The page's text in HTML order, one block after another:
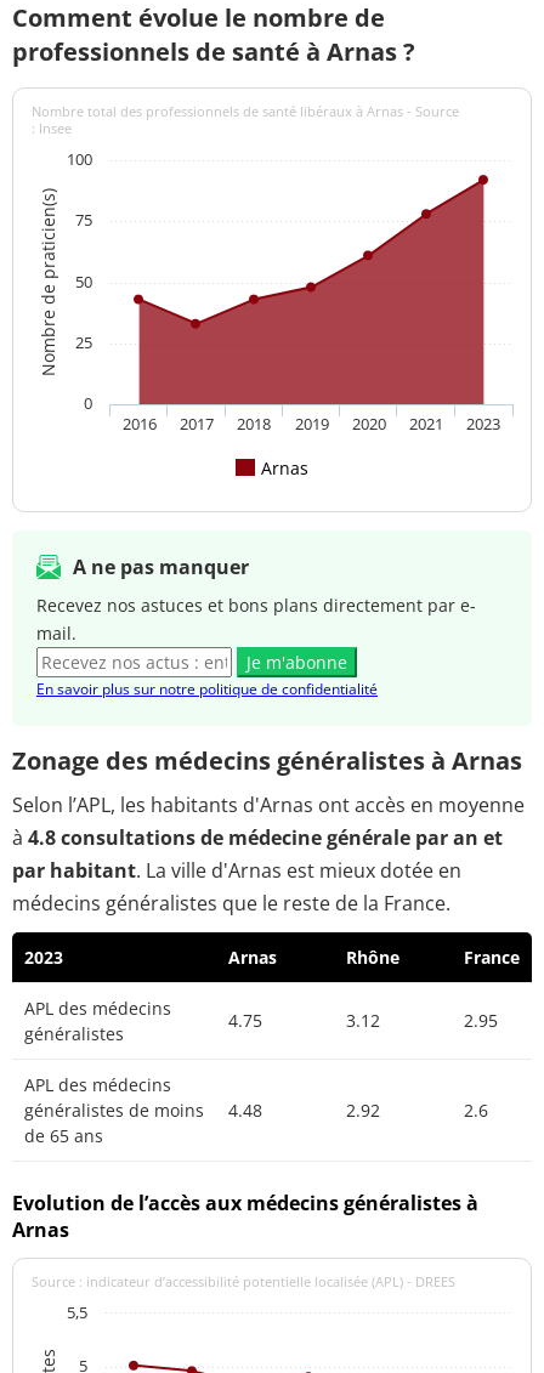
Comment évolue le nombre de
professionnels de santé à Arnas ?
Nombre de praticien(s)
Nombre total des professionnels de santé libéraux à Arnas - Source
: Insee
Arnas
2016 2017 2018 2019 2020 2021 2023
0
25
50
75
100
A ne pas manquer
Recevez nos astuces et bons plans directement par e-
mail.
Je m'abonne
En savoir plus sur notre politique de confidentialité
Zonage des médecins généralistes à Arnas
Selon l’APL, les habitants d'Arnas ont accès en moyenne
à 4.8 consultations de médecine générale par an et
par habitant. La ville d'Arnas est mieux dotée en
médecins généralistes que le reste de la France.
2023 Arnas Rhône France
APL des médecins
généralistes
4.75 3.12 2.95
APL des médecins
généralistes de moins
de 65 ans
4.48 2.92 2.6
Evolution de l’accès aux médecins généralistes à
Arnas
Source : indicateur d’accessibilité potentielle localisée (APL) - DREES
5
5,5